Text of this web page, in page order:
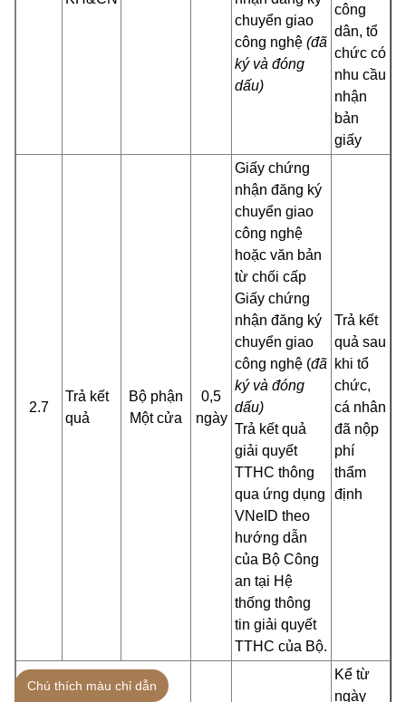
chuyển giao
công nghệ (đã
ký và đóng
dấu)
công
dân, tổ
chức có
nhu cầu
nhận
bản
giấy
2.7
Trả kết
quả
Bộ phận
Một cửa
0,5
ngày
Giấy chứng
nhận đăng ký
chuyển giao
công nghệ
hoặc văn bản
từ chối cấp
Giấy chứng
nhận đăng ký
chuyển giao
công nghệ (đã
ký và đóng
dấu)
Trả kết quả
giải quyết
TTHC thông
qua ứng dụng
VNeID theo
hướng dẫn
của Bộ Công
an tại Hệ
thống thông
tin giải quyết
TTHC của Bộ.
Trả kết
quả sau
khi tổ
chức,
cá nhân
đã nộp
phí
thẩm
định
Kể từ
ngày
Chú thích màu chỉ dẫn